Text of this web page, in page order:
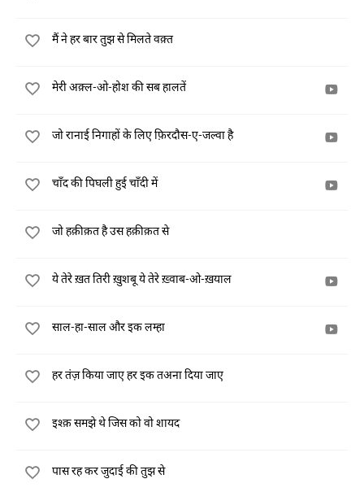
मैं ने हर बार तुझ से मिलते वक़्त
मेरी अक़्ल-ओ-होश की सब हालतें
जो रानाई निगाहों के लिए फ़िरदौस-ए-जल्वा है
चाँद की पिघली हुई चाँदी में
जो हक़ीक़त है उस हक़ीक़त से
ये तेरे ख़त तिरी ख़ुशबू ये तेरे ख़्वाब-ओ-ख़याल
साल-हा-साल और इक लम्हा
हर तंज़ किया जाए हर इक तअना दिया जाए
इश्क़ समझे थे जिस को वो शायद
पास रह कर जुदाई की तुझ से